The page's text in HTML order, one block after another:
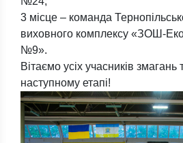
3 місце – команда
виховного комплексу «ЗОШ-
№9».
Вітаємо усіх учасників
наступному етапі!